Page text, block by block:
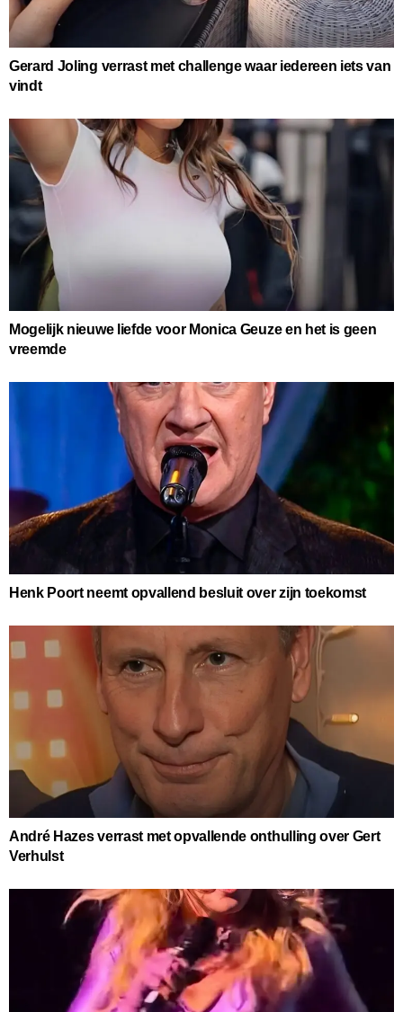
Gerard Joling verrast met challenge waar iedereen iets van
vindt
Mogelijk nieuwe liefde voor Monica Geuze en het is geen
vreemde
Henk Poort neemt opvallend besluit over zijn toekomst
André Hazes verrast met opvallende onthulling over Gert
Verhulst